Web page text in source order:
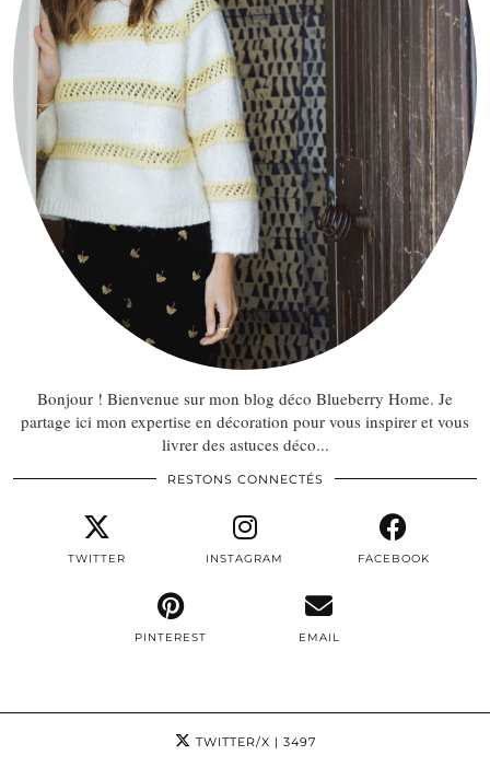
Bonjour ! Bienvenue sur mon blog déco Blueberry Home. Je
partage ici mon expertise en décoration pour vous inspirer et vous
livrer des astuces déco...
RESTONS CONNECTÉS
TWITTER INSTAGRAM FACEBOOK
PINTEREST EMAIL
TWITTER/X | 3497